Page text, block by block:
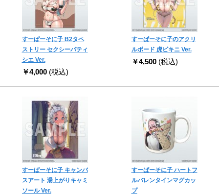
すーぱーそに子 B2タペ
ストリー セクシーパティ
シエ Ver.
￥4,000 (税込)
すーぱーそに子のアクリ
ルボード 虎ビキニ Ver.
￥4,500 (税込)
すーぱーそに子 キャンバ
スアート 湯上がりキャミ
ソール Ver.
すーぱーそに子 ハートフ
ルバレンタインマグカッ
プ